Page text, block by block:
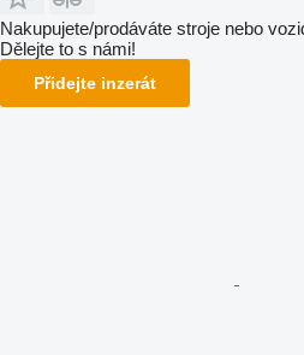
Nakupujete/prodáváte stroje nebo
Dělejte to s námi!
Přidejte inzerát